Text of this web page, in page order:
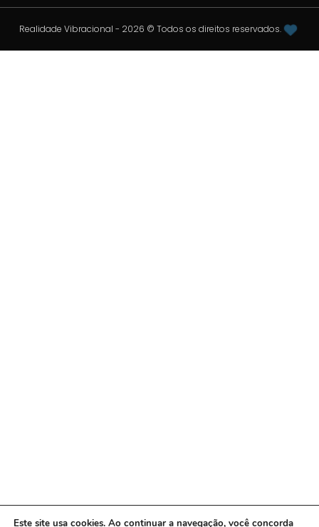
Realidade Vibracional - 2026 © Todos os direitos reservados.
Este site usa cookies. Ao continuar a navegação, você concorda